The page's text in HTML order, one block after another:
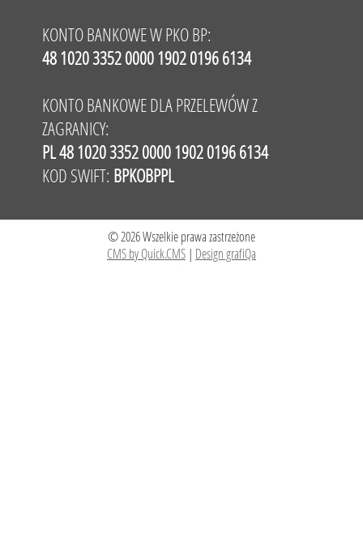
KONTO BANKOWE W PKO BP:
48 1020 3352 0000 1902 0196 6134
KONTO BANKOWE DLA PRZELEWÓW Z
ZAGRANICY:
PL 48 1020 3352 0000 1902 0196 6134
KOD SWIFT: BPKOBPPL
© 2026 Wszelkie prawa zastrzeżone
CMS by Quick.CMS | Design grafiQa